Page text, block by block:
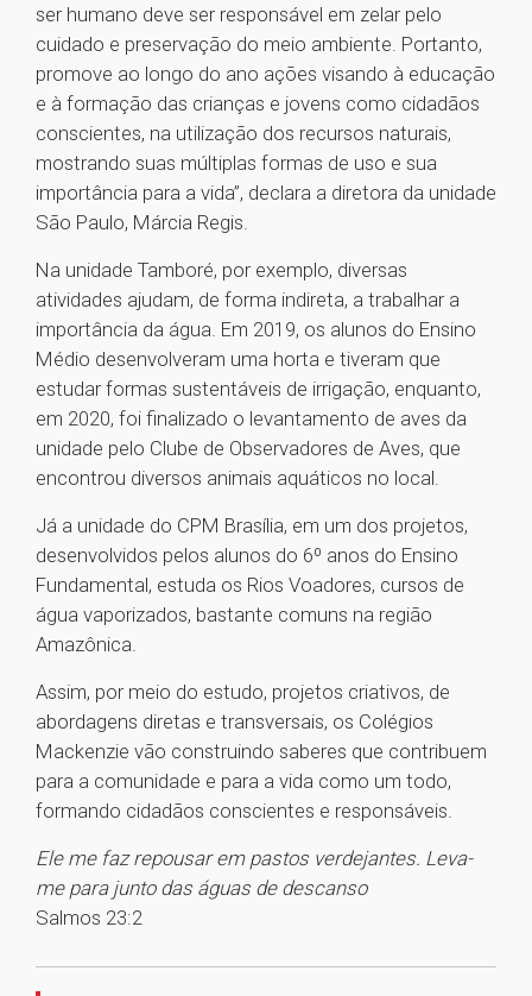
ser humano deve ser responsável em zelar pelo
cuidado e preservação do meio ambiente. Portanto,
promove ao longo do ano ações visando à educação
e à formação das crianças e jovens como cidadãos
conscientes, na utilização dos recursos naturais,
mostrando suas múltiplas formas de uso e sua
importância para a vida”, declara a diretora da unidade
São Paulo, Márcia Regis.
Na unidade Tamboré, por exemplo, diversas
atividades ajudam, de forma indireta, a trabalhar a
importância da água. Em 2019, os alunos do Ensino
Médio desenvolveram uma horta e tiveram que
estudar formas sustentáveis de irrigação, enquanto,
em 2020, f​oi finalizado o levantamento de aves da
unidade pelo Clube de Observadores de Aves, que
encontrou diversos animais aquáticos no local.
Já a unidade do CPM Brasília, em um dos projetos,
desenvolvidos pelos alunos do 6º anos do Ensino
Fundamental, estuda os Rios Voadores, cursos de
água vaporizados, bastante comuns na região
Amazônica.
Assim, por meio do estudo, projetos criativos, de
abordagens diretas e transversais, os Colégios
Mackenzie vão construindo saberes que contribuem
para a comunidade e para a vida como um todo,
formando cidadãos conscientes e responsáveis.
Ele me faz repousar em pastos verdejantes. Leva-
me para junto das águas de descanso
Salmos 23:2